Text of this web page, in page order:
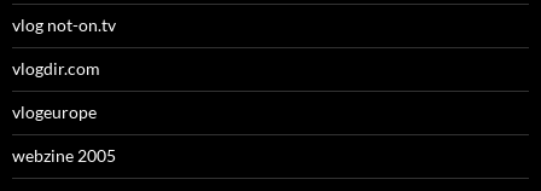
vlog not-on.tv
vlogdir.com
vlogeurope
webzine 2005